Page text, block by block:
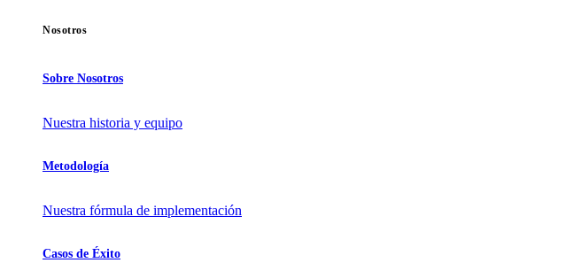
Nosotros
Sobre Nosotros
Nuestra historia y equipo
Metodología
Nuestra fórmula de implementación
Casos de Éxito